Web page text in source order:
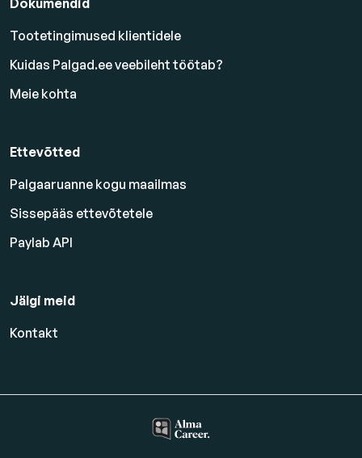
Tootetingimused klientidele
Kuidas Palgad.ee veebileht töötab?
Meie kohta
Ettevõtted
Palgaaruanne kogu maailmas
Sissepääs ettevõtetele
Paylab API
Jälgi meid
Kontakt